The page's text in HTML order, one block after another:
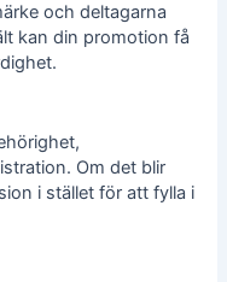
och deltagarna
kan din promotion få
Om det blir
i stället för att fylla i